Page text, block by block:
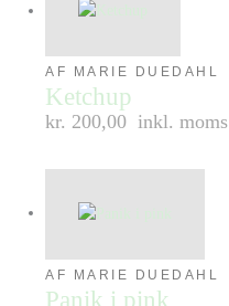
AF MARIE DUEDAHL
Ketchup
kr. 200,00 inkl. moms
AF MARIE DUEDAHL
Panik i pink